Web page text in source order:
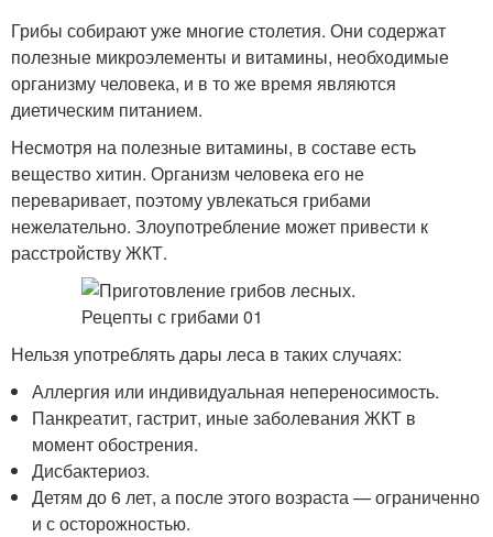
Грибы собирают уже многие столетия. Они содержат
полезные микроэлементы и витамины, необходимые
организму человека, и в то же время являются
диетическим питанием.
Несмотря на полезные витамины, в составе есть
вещество хитин. Организм человека его не
переваривает, поэтому увлекаться грибами
нежелательно. Злоупотребление может привести к
расстройству ЖКТ.
Нельзя употреблять дары леса в таких случаях:
Аллергия или индивидуальная непереносимость.
Панкреатит, гастрит, иные заболевания ЖКТ в
момент обострения.
Дисбактериоз.
Детям до 6 лет, а после этого возраста — ограниченно
и с осторожностью.